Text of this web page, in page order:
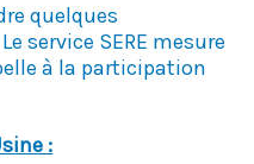
quelques
service SERE mesure
à la participation
: